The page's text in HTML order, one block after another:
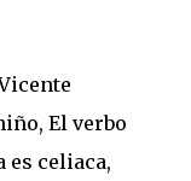
El verbo
es celiaca,